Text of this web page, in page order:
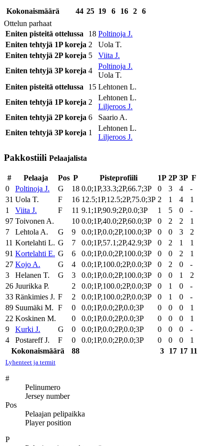
Kokonaismäärä 44 25 19 6 16 2 6
Ottelun parhaat
Eniten pisteitä ottelussa
18 Poltinoja J.
Eniten tehtyjä 1P koreja 2
Uola T.
Eniten tehtyjä 2P koreja 5
Viita J.
Eniten tehtyjä 3P koreja 4
Poltinoja J.
Uola T.
Eniten pisteitä ottelussa
15 Lehtonen L.
Eniten tehtyjä 1P koreja 2
Lehtonen L.
Liljeroos J.
Eniten tehtyjä 2P koreja 6
Saario A.
Eniten tehtyjä 3P koreja 1
Lehtonen L.
Liljeroos J.
Pakkostiili Pelaajalista
# Pelaaja Pos P Pisteprofiili 1P 2P 3P F
0
Poltinoja J. G 18 0.0;1P,33.3;2P,66.7;3P 0 3 4
-
31 Uola T. F 16 12.5;1P,12.5;2P,75.0;3P 2 1 4
1
1
Viita J. F 11 9.1;1P,90.9;2P,0.0;3P 1 5 0
-
97 Toivonen A. 10 0.0;1P,40.0;2P,60.0;3P 0 2 2
1
7
Lehtola A. G 9 0.0;1P,0.0;2P,100.0;3P 0 0 3
2
11 Kortelahti L. G 7 0.0;1P,57.1;2P,42.9;3P 0 2 1
1
91 Kortelahti E. G 6 0.0;1P,0.0;2P,100.0;3P 0 0 2
1
27 Kojo A. G 4 0.0;1P,100.0;2P,0.0;3P 0 2 0
-
3
Helanen T. G 3 0.0;1P,0.0;2P,100.0;3P 0 0 1
2
26 Juurikka P. 2 0.0;1P,100.0;2P,0.0;3P 0 1 0
-
33 Ränkimies J. F 2 0.0;1P,100.0;2P,0.0;3P 0 1 0
-
89 Suumäki M. F 0 0.0;1P,0.0;2P,0.0;3P 0 0 0
1
22 Koskinen M. 0 0.0;1P,0.0;2P,0.0;3P 0 0 0
1
9
Kurki J. G 0 0.0;1P,0.0;2P,0.0;3P 0 0 0
-
4
Postareff J. F 0 0.0;1P,0.0;2P,0.0;3P 0 0 0
1
Kokonaismäärä
88 3 17 17 11
Lyhenteet ja termit
#
Pelinumero
Jersey number
Pos
Pelaajan pelipaikka
Player position
P